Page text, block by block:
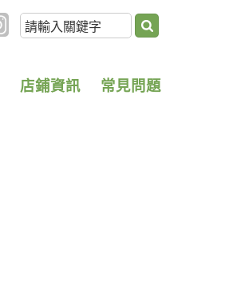
店鋪資訊 常見問題